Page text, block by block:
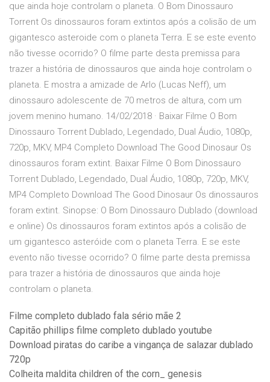
que ainda hoje controlam o planeta. O Bom Dinossauro
Torrent Os dinossauros foram extintos após a colisão de um
gigantesco asteroide com o planeta Terra. E se este evento
não tivesse ocorrido? O filme parte desta premissa para
trazer a história de dinossauros que ainda hoje controlam o
planeta. E mostra a amizade de Arlo (Lucas Neff), um
dinossauro adolescente de 70 metros de altura, com um
jovem menino humano. 14/02/2018 · Baixar Filme O Bom
Dinossauro Torrent Dublado, Legendado, Dual Áudio, 1080p,
720p, MKV, MP4 Completo Download The Good Dinosaur Os
dinossauros foram extint. Baixar Filme O Bom Dinossauro
Torrent Dublado, Legendado, Dual Áudio, 1080p, 720p, MKV,
MP4 Completo Download The Good Dinosaur Os dinossauros
foram extint. Sinopse: O Bom Dinossauro Dublado (download
e online) Os dinossauros foram extintos após a colisão de
um gigantesco asteróide com o planeta Terra. E se este
evento não tivesse ocorrido? O filme parte desta premissa
para trazer a história de dinossauros que ainda hoje
controlam o planeta.
Filme completo dublado fala sério mãe 2
Capitão phillips filme completo dublado youtube
Download piratas do caribe a vingança de salazar dublado
720p
Colheita maldita children of the corn_ genesis